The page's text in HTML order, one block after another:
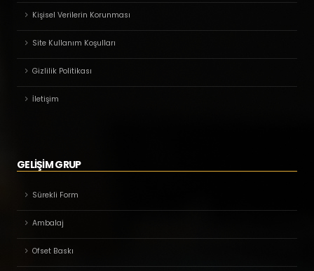
Kişisel Verilerin Korunması
Site Kullanım Koşulları
Gizlilik Politikası
İletişim
GELİŞİM GRUP
Sürekli Form
Ambalaj
Ofset Baskı